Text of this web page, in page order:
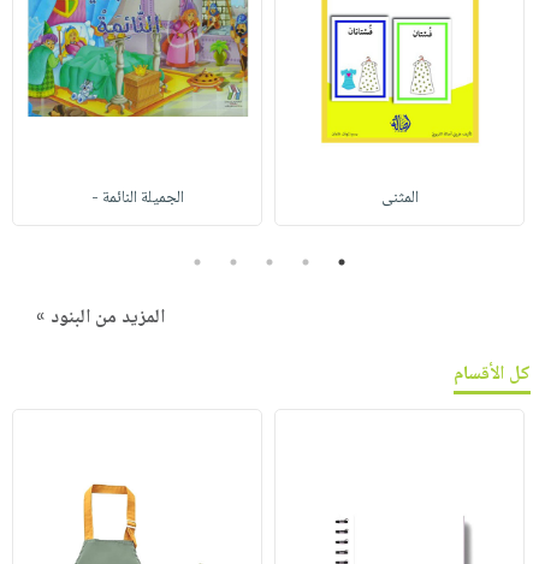
المثنى الجميلة النائمة -
1
2
3
4
5
المزيد من البنود »
كل الأقسام